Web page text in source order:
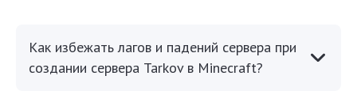
Как избежать лагов и падений сервера при
создании сервера Tarkov в Minecraft?